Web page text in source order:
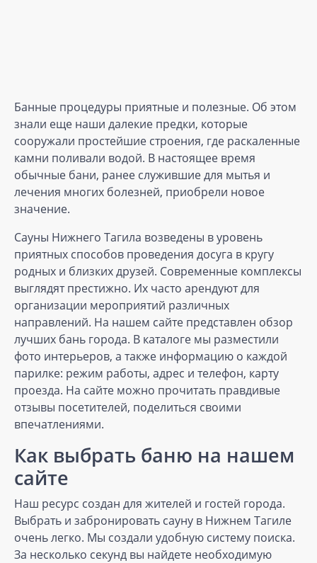
Банные процедуры приятные и полезные. Об этом
знали еще наши далекие предки, которые
сооружали простейшие строения, где раскаленные
камни поливали водой. В настоящее время
обычные бани, ранее служившие для мытья и
лечения многих болезней, приобрели новое
значение.
Сауны Нижнего Тагила возведены в уровень
приятных способов проведения досуга в кругу
родных и близких друзей. Современные комплексы
выглядят престижно. Их часто арендуют для
организации мероприятий различных
направлений. На нашем сайте представлен обзор
лучших бань города. В каталоге мы разместили
фото интерьеров, а также информацию о каждой
парилке: режим работы, адрес и телефон, карту
проезда. На сайте можно прочитать правдивые
отзывы посетителей, поделиться своими
впечатлениями.
Как выбрать баню на нашем
сайте
Наш ресурс создан для жителей и гостей города.
Выбрать и забронировать сауну в Нижнем Тагиле
очень легко. Мы создали удобную систему поиска.
За несколько секунд вы найдете необходимую